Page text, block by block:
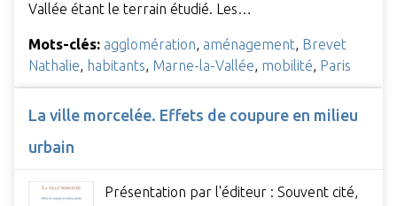
Vallée étant le terrain étudié. Les…
Mots-clés: agglomération, aménagement, Brevet
Nathalie, habitants, Marne-la-Vallée, mobilité, Paris
La ville morcelée. Effets de coupure en milieu
urbain
Présentation par l'éditeur : Souvent cité,